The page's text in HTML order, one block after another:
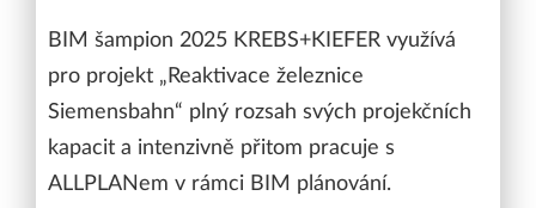
BIM šampion 2025 KREBS+KIEFER využívá
pro projekt „Reaktivace železnice
Siemensbahn“ plný rozsah svých projekčních
kapacit a intenzivně přitom pracuje s
ALLPLANem v rámci BIM plánování.